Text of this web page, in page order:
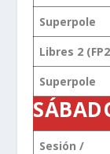
Superpole
Libres 2
Superpole
Sesión /